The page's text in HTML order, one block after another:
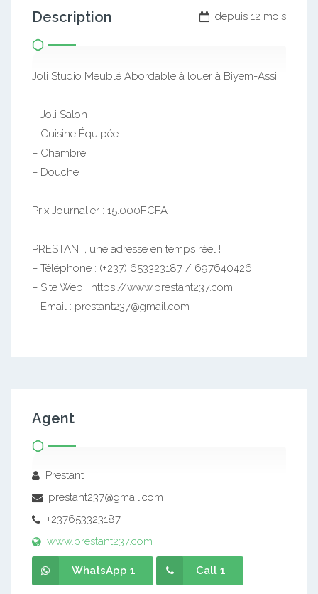
depuis 12 mois
Description
Joli Studio Meublé Abordable à louer à Biyem-Assi
– Joli Salon
– Cuisine Équipée
– Chambre
– Douche
Prix Journalier : 15.000FCFA
PRESTANT, une adresse en temps réel !
– Téléphone : (+237) 653323187 / 697640426
– Site Web : https://www.prestant237.com
– Email : prestant237@gmail.com
Agent
Prestant
prestant237@gmail.com
+237653323187
www.prestant237.com
WhatsApp 1 Call 1